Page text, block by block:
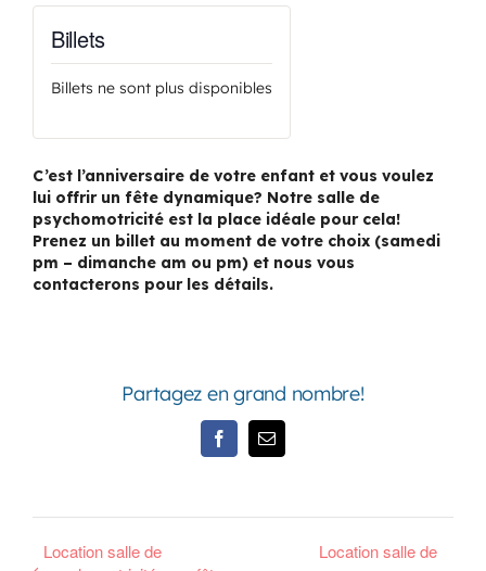
Billets
Billets ne sont plus disponibles
C’est l’anniversaire de votre enfant et vous voulez
lui offrir un fête dynamique? Notre salle de
psychomotricité est la place idéale pour cela!
Prenez un billet au moment de votre choix (samedi
pm – dimanche am ou pm) et nous vous
contacterons pour les détails.
Partagez en grand nombre!
FacebookEmail
Location salle de
Location salle de